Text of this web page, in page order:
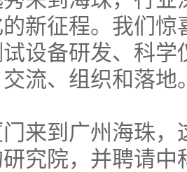
新征程。我们
设备研发、科
流、组织和落地
来到广州海珠
究院，并聘请